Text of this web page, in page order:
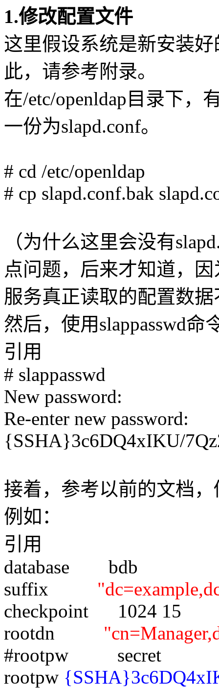
1.修改配置文件
这里假设系统是新安装
此，请参考附录。
在/etc/openldap目录下，
一份为slapd.conf。
# cd /etc/openldap
# cp slapd.conf.bak
（为什么这里会没有
点问题，后来才知道，
服务真正读取的配置数
然后，使用slappasswd命
引用
# slappasswd
New password:
Re-enter new password:
{SSHA}3c6DQ4xIKU/
接着，参考以前的文档
例如：
引用
database bdb
suffix
checkpoint 1024 15
rootdn
#rootpw secret
rootpw